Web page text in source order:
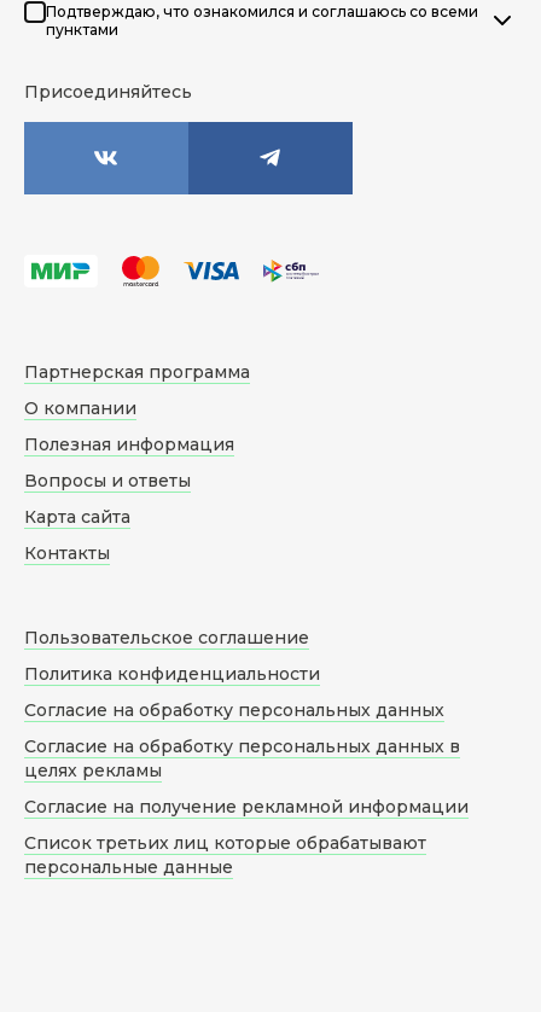
Подтверждаю, что ознакомился и соглашаюсь со всеми
пунктами
Присоединяйтесь
Партнерская программа
О компании
Полезная информация
Вопросы и ответы
Карта сайта
Контакты
Пользовательское соглашение
Политика конфиденциальности
Согласие на обработку персональных данных
Согласие на обработку персональных данных в
целях рекламы
Согласие на получение рекламной информации
Список третьих лиц которые обрабатывают
персональные данные